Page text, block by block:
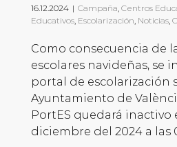
16.12.2024 | Campaña, Centros
Educativos, Escolarización, Noticias,
Como consecuencia de
escolares navideñas, se
portal de escolarización
Ayuntamiento de
PortES quedará inactivo
diciembre del 2024 a las